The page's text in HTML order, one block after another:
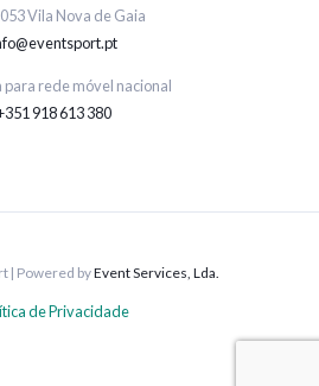
Vila Nova de Gaia
para rede móvel nacional
918 613 380
| Powered byEvent Services, Lda.
de Privacidade